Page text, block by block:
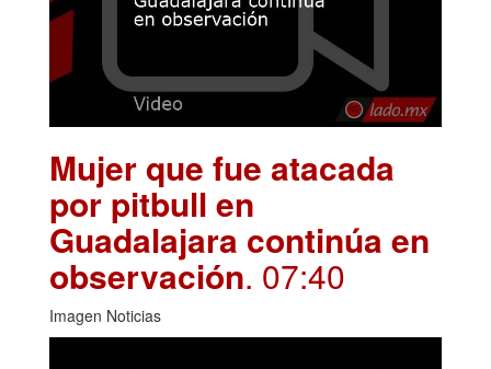
Mujer que fue atacada
por pitbull en
Guadalajara continúa en
observación. 07:40
Imagen Noticias